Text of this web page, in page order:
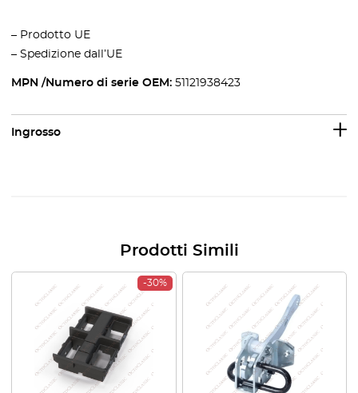
– Prodotto UE
– Spedizione dall’UE
MPN /Numero di serie OEM: 51121938423
Ingrosso
Prodotti Simili
-30%